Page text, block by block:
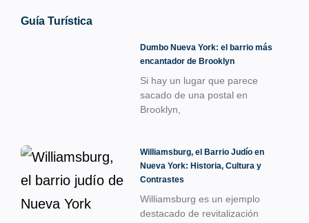
Guía Turística
Dumbo Nueva York: el barrio más
encantador de Brooklyn
Si hay un lugar que parece
sacado de una postal en
Brooklyn,
Williamsburg, el Barrio Judío en
Nueva York: Historia, Cultura y
Contrastes
Williamsburg es un ejemplo
destacado de revitalización